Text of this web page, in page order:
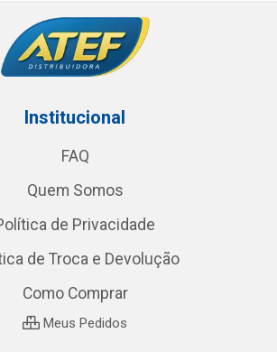
Institucional
FAQ
Quem Somos
de Privacidade
de Troca e Devolução
Como Comprar
Meus Pedidos